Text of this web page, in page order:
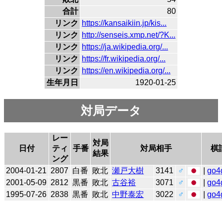
合計
80
リンク
https://kansaikiin.jp/kis...
リンク
http://senseis.xmp.net/?K...
リンク
https://ja.wikipedia.org/...
リンク
https://fr.wikipedia.org/...
リンク
https://en.wikipedia.org/...
生年月日
1920-01-25
対局データ
日付
レー
ティ
ング
手番
対局
結果
対局相手 棋
2004-01-21 2807 白番 敗北 瀬戸大樹 3141 ♂ |
2001-05-09 2812 黒番 敗北 古谷裕 3071 ♂ |
1995-07-26 2838 黒番 敗北 中野泰宏 3022 ♂ |